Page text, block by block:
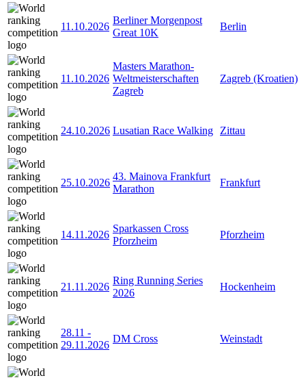
11.10.2026
Berliner Morgenpost
Great 10K
Berlin
11.10.2026
Masters Marathon-
Weltmeisterschaften
Zagreb
Zagreb (Kroatien)
24.10.2026 Lusatian Race Walking Zittau
25.10.2026
43. Mainova Frankfurt
Marathon
Frankfurt
14.11.2026
Sparkassen Cross
Pforzheim
Pforzheim
21.11.2026
Ring Running Series
2026
Hockenheim
28.11 -
29.11.2026
DM Cross Weinstadt